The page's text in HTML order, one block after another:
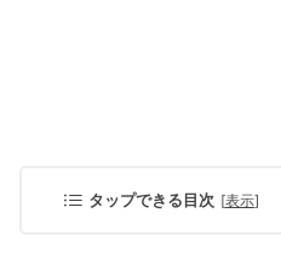
タップできる目次 [表示]